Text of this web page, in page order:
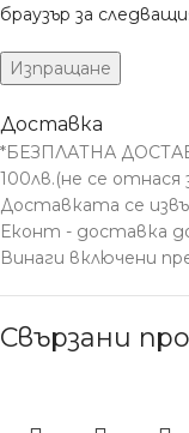
браузър за
Доставка
*БЕЗПЛАТНА
100лв.(не се отнася
Доставката се
Еконт - доставка
Винаги включени
Свързани